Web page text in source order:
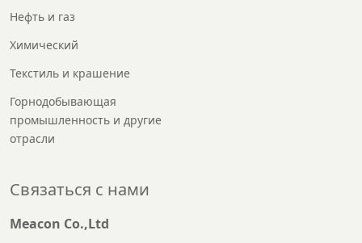
Нефть и газ
Химический
Текстиль и крашение
Горнодобывающая
промышленность и другие
отрасли
Связаться с нами
Meacon Co.,Ltd